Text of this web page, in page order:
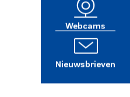
Webcams
Nieuwsbrieven